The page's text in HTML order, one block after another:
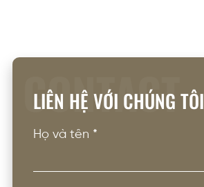
CONTACT
LIÊN HỆ VỚI CHÚNG TÔI
Họ và tên *